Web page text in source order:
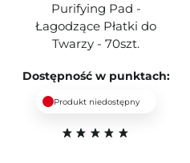
Purifying Pad -
Łagodzące Płatki do
Twarzy - 70szt.
Dostępność w punktach:
Produkt niedostępny